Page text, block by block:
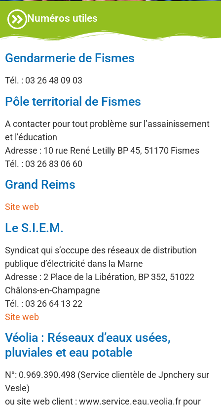
Numéros utiles
Gendarmerie de Fismes
Tél. : 03 26 48 09 03
Pôle territorial de Fismes
A contacter pour tout problème sur l’assainissement
et l’éducation
Adresse : 10 rue René Letilly BP 45, 51170 Fismes
Tél. : 03 26 83 06 60
Grand Reims
Site web
Le S.I.E.M.
Syndicat qui s’occupe des réseaux de distribution
publique d’électricité dans la Marne
Adresse : 2 Place de la Libération, BP 352, 51022
Châlons-en-Champagne
Tél. : 03 26 64 13 22
Site web
Véolia : Réseaux d’eaux usées,
pluviales et eau potable
N°: 0.969.390.498 (Service clientèle de Jpnchery sur
Vesle)
ou site web client : www.service.eau.veolia.fr pour